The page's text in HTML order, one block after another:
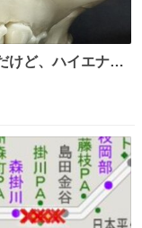
けど、ハイエナの
った